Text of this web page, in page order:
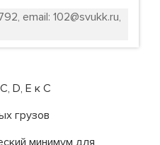
email: 102@svukk.ru,
D, E к C
грузов
минимум для